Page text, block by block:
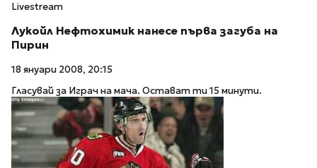
Livestream
Лукойл Нефтохимик нанесе първа загуба на
Пирин
18 януари 2008, 20:15
Гласувай за Играч на мача. Остават ти 15 минути.